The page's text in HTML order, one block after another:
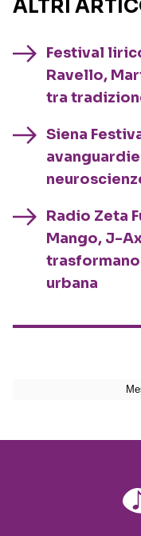
ALTRI
Festival
Ravello,
tra
Siena
Radio Zeta
Mango, J-
urbana